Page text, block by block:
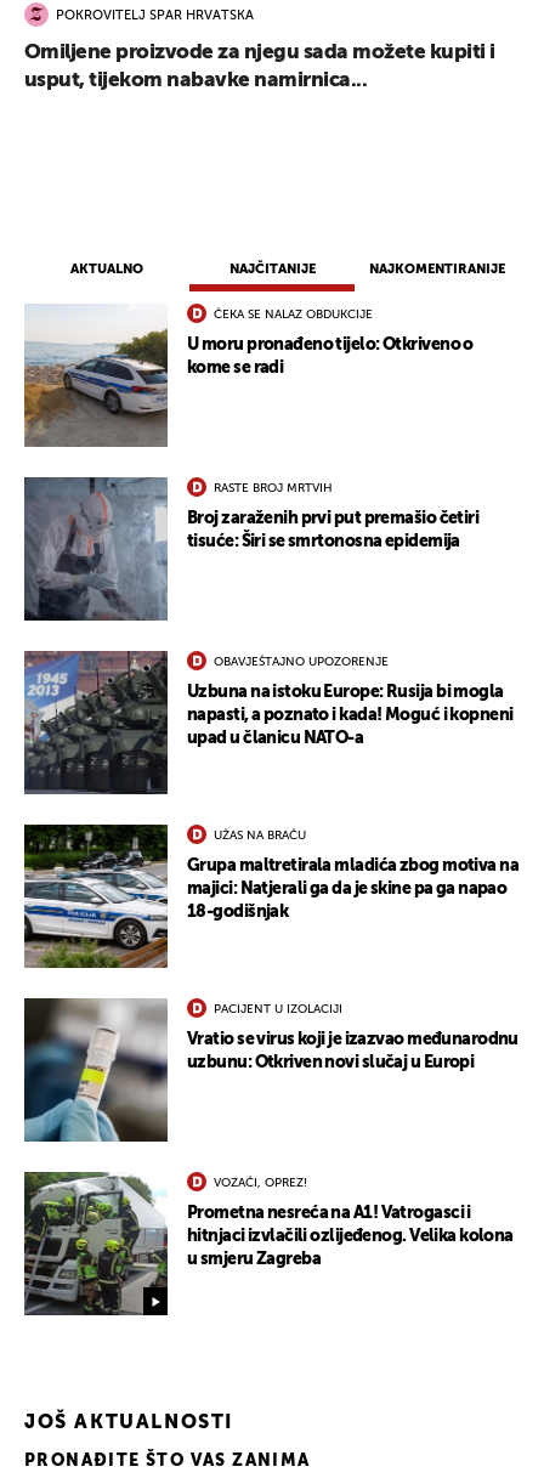
AKTUALNO NAJČITANIJE NAJKOMENTIRANIJE
ČEKA SE NALAZ OBDUKCIJE
U moru pronađeno tijelo: Otkriveno o
kome se radi
RASTE BROJ MRTVIH
Broj zaraženih prvi put premašio četiri
tisuće: Širi se smrtonosna epidemija
OBAVJEŠTAJNO UPOZORENJE
Uzbuna na istoku Europe: Rusija bi mogla
napasti, a poznato i kada! Moguć i kopneni
upad u članicu NATO-a
UŽAS NA BRAČU
Grupa maltretirala mladića zbog motiva na
majici: Natjerali ga da je skine pa ga napao
18-godišnjak
PACIJENT U IZOLACIJI
Vratio se virus koji je izazvao međunarodnu
uzbunu: Otkriven novi slučaj u Europi
VOZAČI, OPREZ!
Prometna nesreća na A1! Vatrogasci i
hitnjaci izvlačili ozlijeđenog. Velika kolona
u smjeru Zagreba
JOŠ AKTUALNOSTI
POKROVITELJ SPAR HRVATSKA
Omiljene proizvode za njegu sada možete kupiti i
usput, tijekom nabavke namirnica...
PRONAĐITE ŠTO VAS ZANIMA
UKLJUČITE NOTIFIKACIJE